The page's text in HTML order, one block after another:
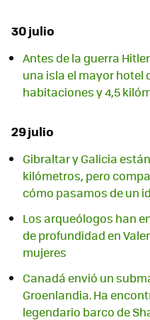
30 julio
Antes de la guerra
una isla el mayor hotel
habitaciones y 4,5
29 julio
Gibraltar y Galicia
kilómetros, pero
cómo pasamos de un
Los arqueólogos han
de profundidad en
mujeres
Canadá envió un
Groenlandia. Ha
legendario barco de